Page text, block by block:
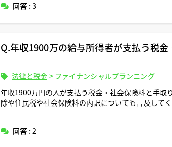
回答 : 3
Q.年収1900万の給与所得者が支払う税
法律と税金> ファイナンシャルプランニング
年収1900万円の人が支払う税金・社会保険料と手取
除や住民税や社会保険料の内訳についても言及して
回答 : 2